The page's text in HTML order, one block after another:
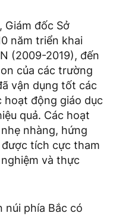
Giám đốc Sở
năm triển khai
(2009-2019), đến
của các trường
vận dụng tốt các
hoạt động giáo dục
quả. Các hoạt
nhàng, hứng
tích cực tham
và thực
núi phía Bắc có